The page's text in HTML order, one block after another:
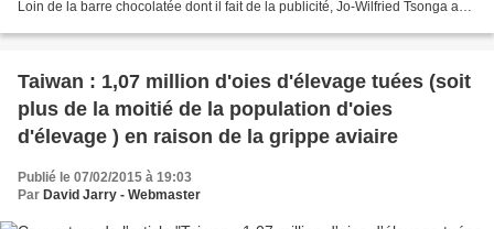
Loin de la barre chocolatée dont il fait de la publicité, Jo-Wilfried Tsonga a
Taiwan : 1,07 million d'oies d'élevage tuées (soit
plus de la moitié de la population d'oies
d'élevage ) en raison de la grippe aviaire
Publié le 07/02/2015 à 19:03
Par David Jarry - Webmaster